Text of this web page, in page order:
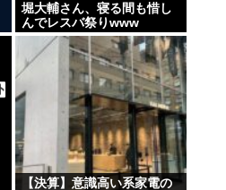
堀大輔さん、寝る間も惜し
んでレスバ祭りwww
【決算】意識高い系家電の